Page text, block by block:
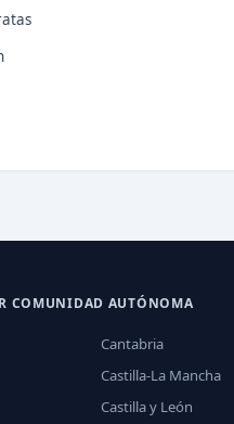
COMUNIDAD AUTÓNOMA
Cantabria
Castilla-La Mancha
Castilla y León